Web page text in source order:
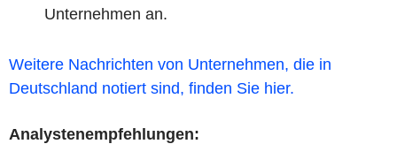
Unternehmen an.
Weitere Nachrichten von Unternehmen, die in
Deutschland notiert sind, finden Sie hier.
Analystenempfehlungen: